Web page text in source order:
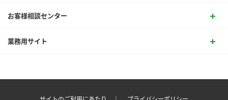
お客様相談センター
業務用サイト